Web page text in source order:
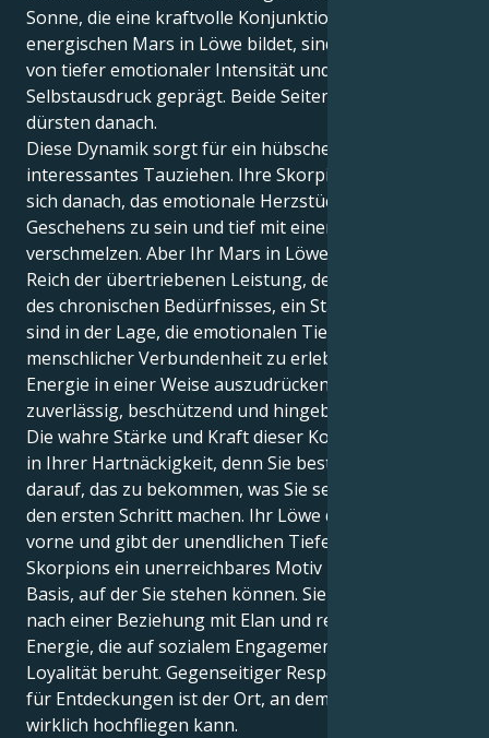
Sonne, die eine kraftvolle Konjunktion mit dem
energischen Mars in Löwe bildet, sind Ihre Antriebe
von tiefer emotionaler Intensität und dramatischem
Selbstausdruck geprägt. Beide Seiten von Ihnen
dürsten danach.
Diese Dynamik sorgt für ein hübsches und
interessantes Tauziehen. Ihre Skorpion-Sonne sehnt
sich danach, das emotionale Herzstück des
Geschehens zu sein und tief mit einem Partner zu
verschmelzen. Aber Ihr Mars in Löwe zieht Sie in ein
Reich der übertriebenen Leistung, der Kühnheit und
des chronischen Bedürfnisses, ein Star zu sein. Sie
sind in der Lage, die emotionalen Tiefen
menschlicher Verbundenheit zu erleben und Ihre
Energie in einer Weise auszudrücken, die fantastisch
zuverlässig, beschützend und hingebungsvoll ist.
Die wahre Stärke und Kraft dieser Kombination liegt
in Ihrer Hartnäckigkeit, denn Sie bestehen einfach
darauf, das zu bekommen, was Sie sehen, indem Sie
den ersten Schritt machen. Ihr Löwe drängt nach
vorne und gibt der unendlichen Tiefe Ihres
Skorpions ein unerreichbares Motiv und eine feurige
Basis, auf der Sie stehen können. Sie sehnen sich
nach einer Beziehung mit Elan und reichlich positiver
Energie, die auf sozialem Engagement und großer
Loyalität beruht. Gegenseitiger Respekt und der Sinn
für Entdeckungen ist der Ort, an dem Ihre Energie
wirklich hochfliegen kann.